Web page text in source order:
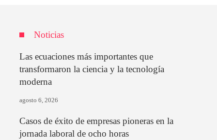
Noticias
Las ecuaciones más importantes que
transformaron la ciencia y la tecnología
moderna
agosto 6, 2026
Casos de éxito de empresas pioneras en la
jornada laboral de ocho horas